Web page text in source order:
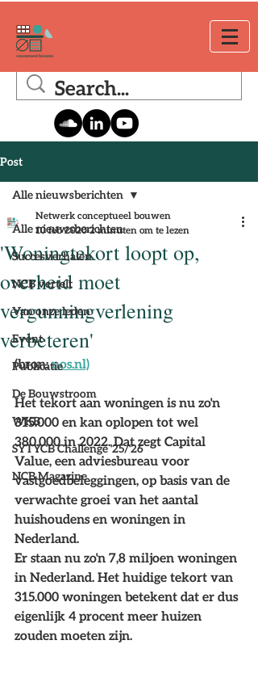
Post
Alle nieuwsberichten
Succesverhalen
NCB vertelt
Van onze leden
Event
Publicatie
De Bouwstroom
WKB
SYTYCB Challenge '25/'26
NCB Magazine
Alle nieuwsberichten
'Woningtekort loopt op,
overheid moet
vergunningverlening
verbeteren'
Netwerk conceptueel bouwen
10 feb 2020 2 minuten om te lezen
(bron: nos.nl)
Het tekort aan woningen is nu zo'n
315.000 en kan oplopen tot wel
380.000 in 2022. Dat zegt Capital
Value, een adviesbureau voor
vastgoedbeleggingen, op basis van de
verwachte groei van het aantal
huishoudens en woningen in
Nederland.
Er staan nu zo'n 7,8 miljoen woningen
in Nederland. Het huidige tekort van
315.000 woningen betekent dat er dus
eigenlijk 4 procent meer huizen
zouden moeten zijn.